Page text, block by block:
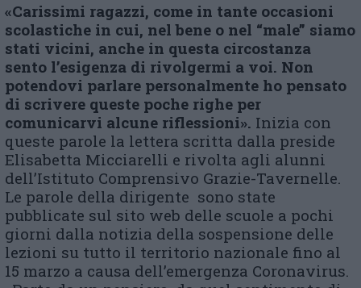
«Carissimi ragazzi, come in tante occasioni
scolastiche in cui, nel bene o nel “male” siamo
stati vicini, anche in questa circostanza
sento l’esigenza di rivolgermi a voi. Non
potendovi parlare personalmente ho pensato
di scrivere queste poche righe per
comunicarvi alcune riflessioni». Inizia con
queste parole la lettera scritta dalla preside
Elisabetta Micciarelli e rivolta agli alunni
dell’Istituto Comprensivo Grazie-Tavernelle.
Le parole della dirigente sono state
pubblicate sul sito web delle scuole a pochi
giorni dalla notizia della sospensione delle
lezioni su tutto il territorio nazionale fino al
15 marzo a causa dell’emergenza Coronavirus.